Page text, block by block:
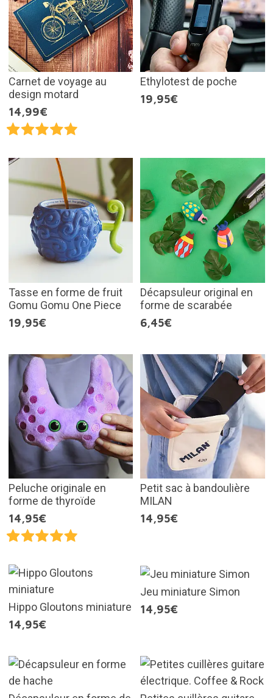
Carnet de voyage au
design motard
14,99€
Ethylotest de poche
19,95€
Tasse en forme de fruit
Gomu Gomu One Piece
19,95€
Décapsuleur original en
forme de scarabée
6,45€
Peluche originale en
forme de thyroïde
14,95€
Petit sac à bandoulière
MILAN
14,95€
Hippo Gloutons miniature
14,95€
Jeu miniature Simon
14,95€